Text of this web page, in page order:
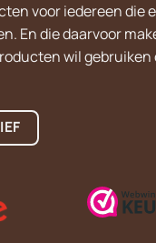
voor iedereen die
En die daarvoor
wil gebruiken